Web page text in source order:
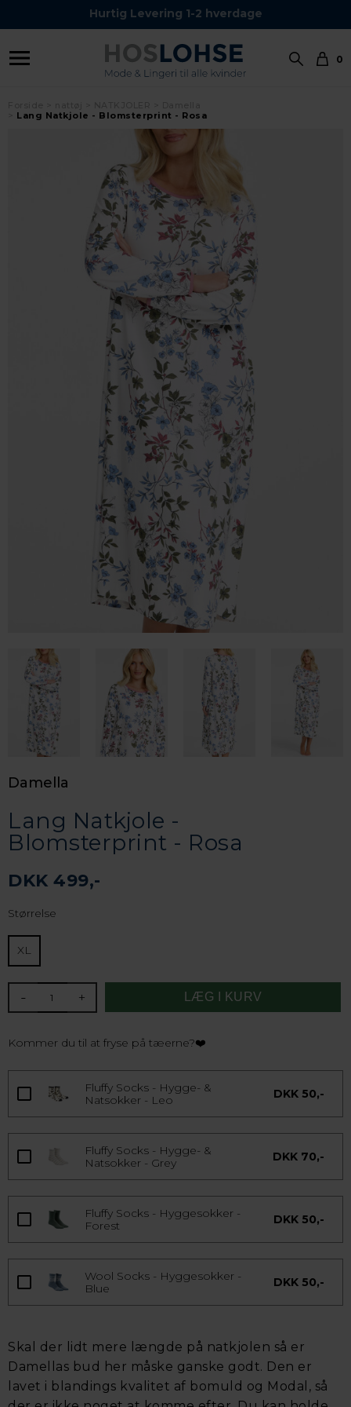
Hurtig Levering 1-2 hverdage
0
Lang Natkjole - Blomsterprint - Rosa
Damella
Lang Natkjole -
Blomsterprint - Rosa
DKK 499,-
Størrelse
XL
- +
Kommer du til at fryse på tæerne?❤️
Fluffy Socks - Hygge- &
Natsokker - Leo
DKK 50,-
Fluffy Socks - Hygge- &
Natsokker - Grey
DKK 70,-
Fluffy Socks - Hyggesokker -
Forest
DKK 50,-
Wool Socks - Hyggesokker -
Blue
DKK 50,-
Skal der lidt mere længde på natkjolen så er
Damellas bud her måske ganske godt. Den er
lavet i blandings kvalitet af bomuld og Modal, så